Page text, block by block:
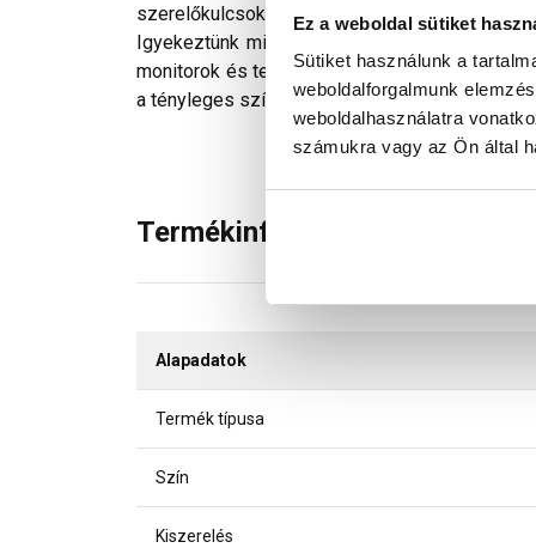
Ez a weboldal sütiket
Sütiket használunk a
weboldalforgalmunk
weboldalhasználatra
számukra vagy az Ön által
szerelőkulcsok a lépcső szereléséhez.
Igyekeztünk minden technikailag lehetséges
monitorok és telefonok kijelzőin megjelenő
a tényleges színektől.
Termékinformáció
Alapadatok
Termék típusa
Szín
Kiszerelés